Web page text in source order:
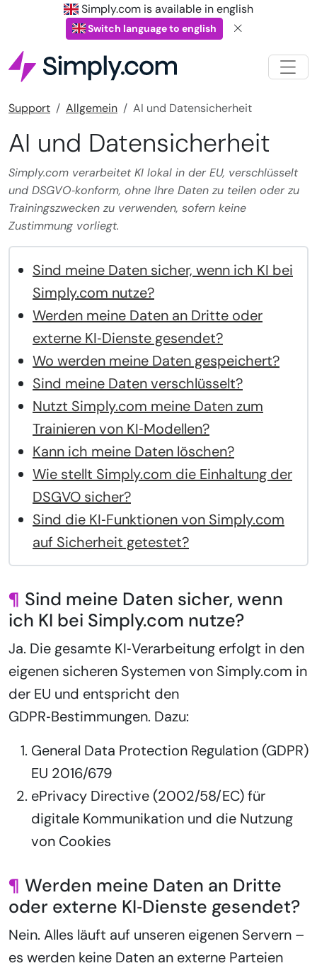
Simply.com is available in english
Switch language to english
Support Allgemein AI und Datensicherheit
AI und Datensicherheit
Simply.com verarbeitet KI lokal in der EU, verschlüsselt
und DSGVO‑konform, ohne Ihre Daten zu teilen oder zu
Trainingszwecken zu verwenden, sofern keine
Zustimmung vorliegt.
Sind meine Daten sicher, wenn ich KI bei
Simply.com nutze?
Werden meine Daten an Dritte oder
externe KI‑Dienste gesendet?
Wo werden meine Daten gespeichert?
Sind meine Daten verschlüsselt?
Nutzt Simply.com meine Daten zum
Trainieren von KI‑Modellen?
Kann ich meine Daten löschen?
Wie stellt Simply.com die Einhaltung der
DSGVO sicher?
Sind die KI‑Funktionen von Simply.com
auf Sicherheit getestet?
¶ Sind meine Daten sicher, wenn
ich KI bei Simply.com nutze?
Ja. Die gesamte KI‑Verarbeitung erfolgt in den
eigenen sicheren Systemen von Simply.com in
der EU und entspricht den
GDPR‑Bestimmungen. Dazu:
General Data Protection Regulation (GDPR)
EU 2016/679
ePrivacy Directive (2002/58/EC) für
digitale Kommunikation und die Nutzung
von Cookies
¶ Werden meine Daten an Dritte
oder externe KI‑Dienste gesendet?
Nein. Alles läuft auf unseren eigenen Servern –
es werden keine Daten an externe Parteien